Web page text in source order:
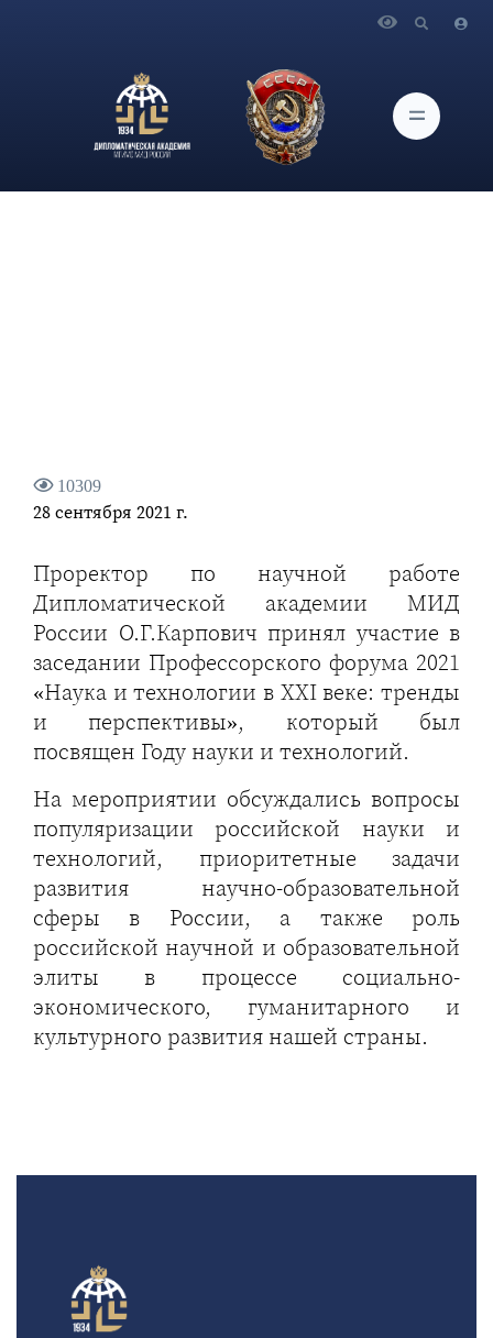
МИД России О.Г.Карпович принял участие в заседании
Профессорского форума 2021 «Наука и технологии в XXI
веке: тренды и перспективы»
10309
28 сентября 2021 г.
Проректор по научной работе
Дипломатической академии МИД
России О.Г.Карпович принял участие в
заседании Профессорского форума 2021
«Наука и технологии в XXI веке: тренды
и перспективы», который был
посвящен Году науки и технологий.
На мероприятии обсуждались вопросы
популяризации российской науки и
технологий, приоритетные задачи
развития научно-образовательной
сферы в России, а также роль
российской научной и образовательной
элиты в процессе социально-
экономического, гуманитарного и
культурного развития нашей страны.